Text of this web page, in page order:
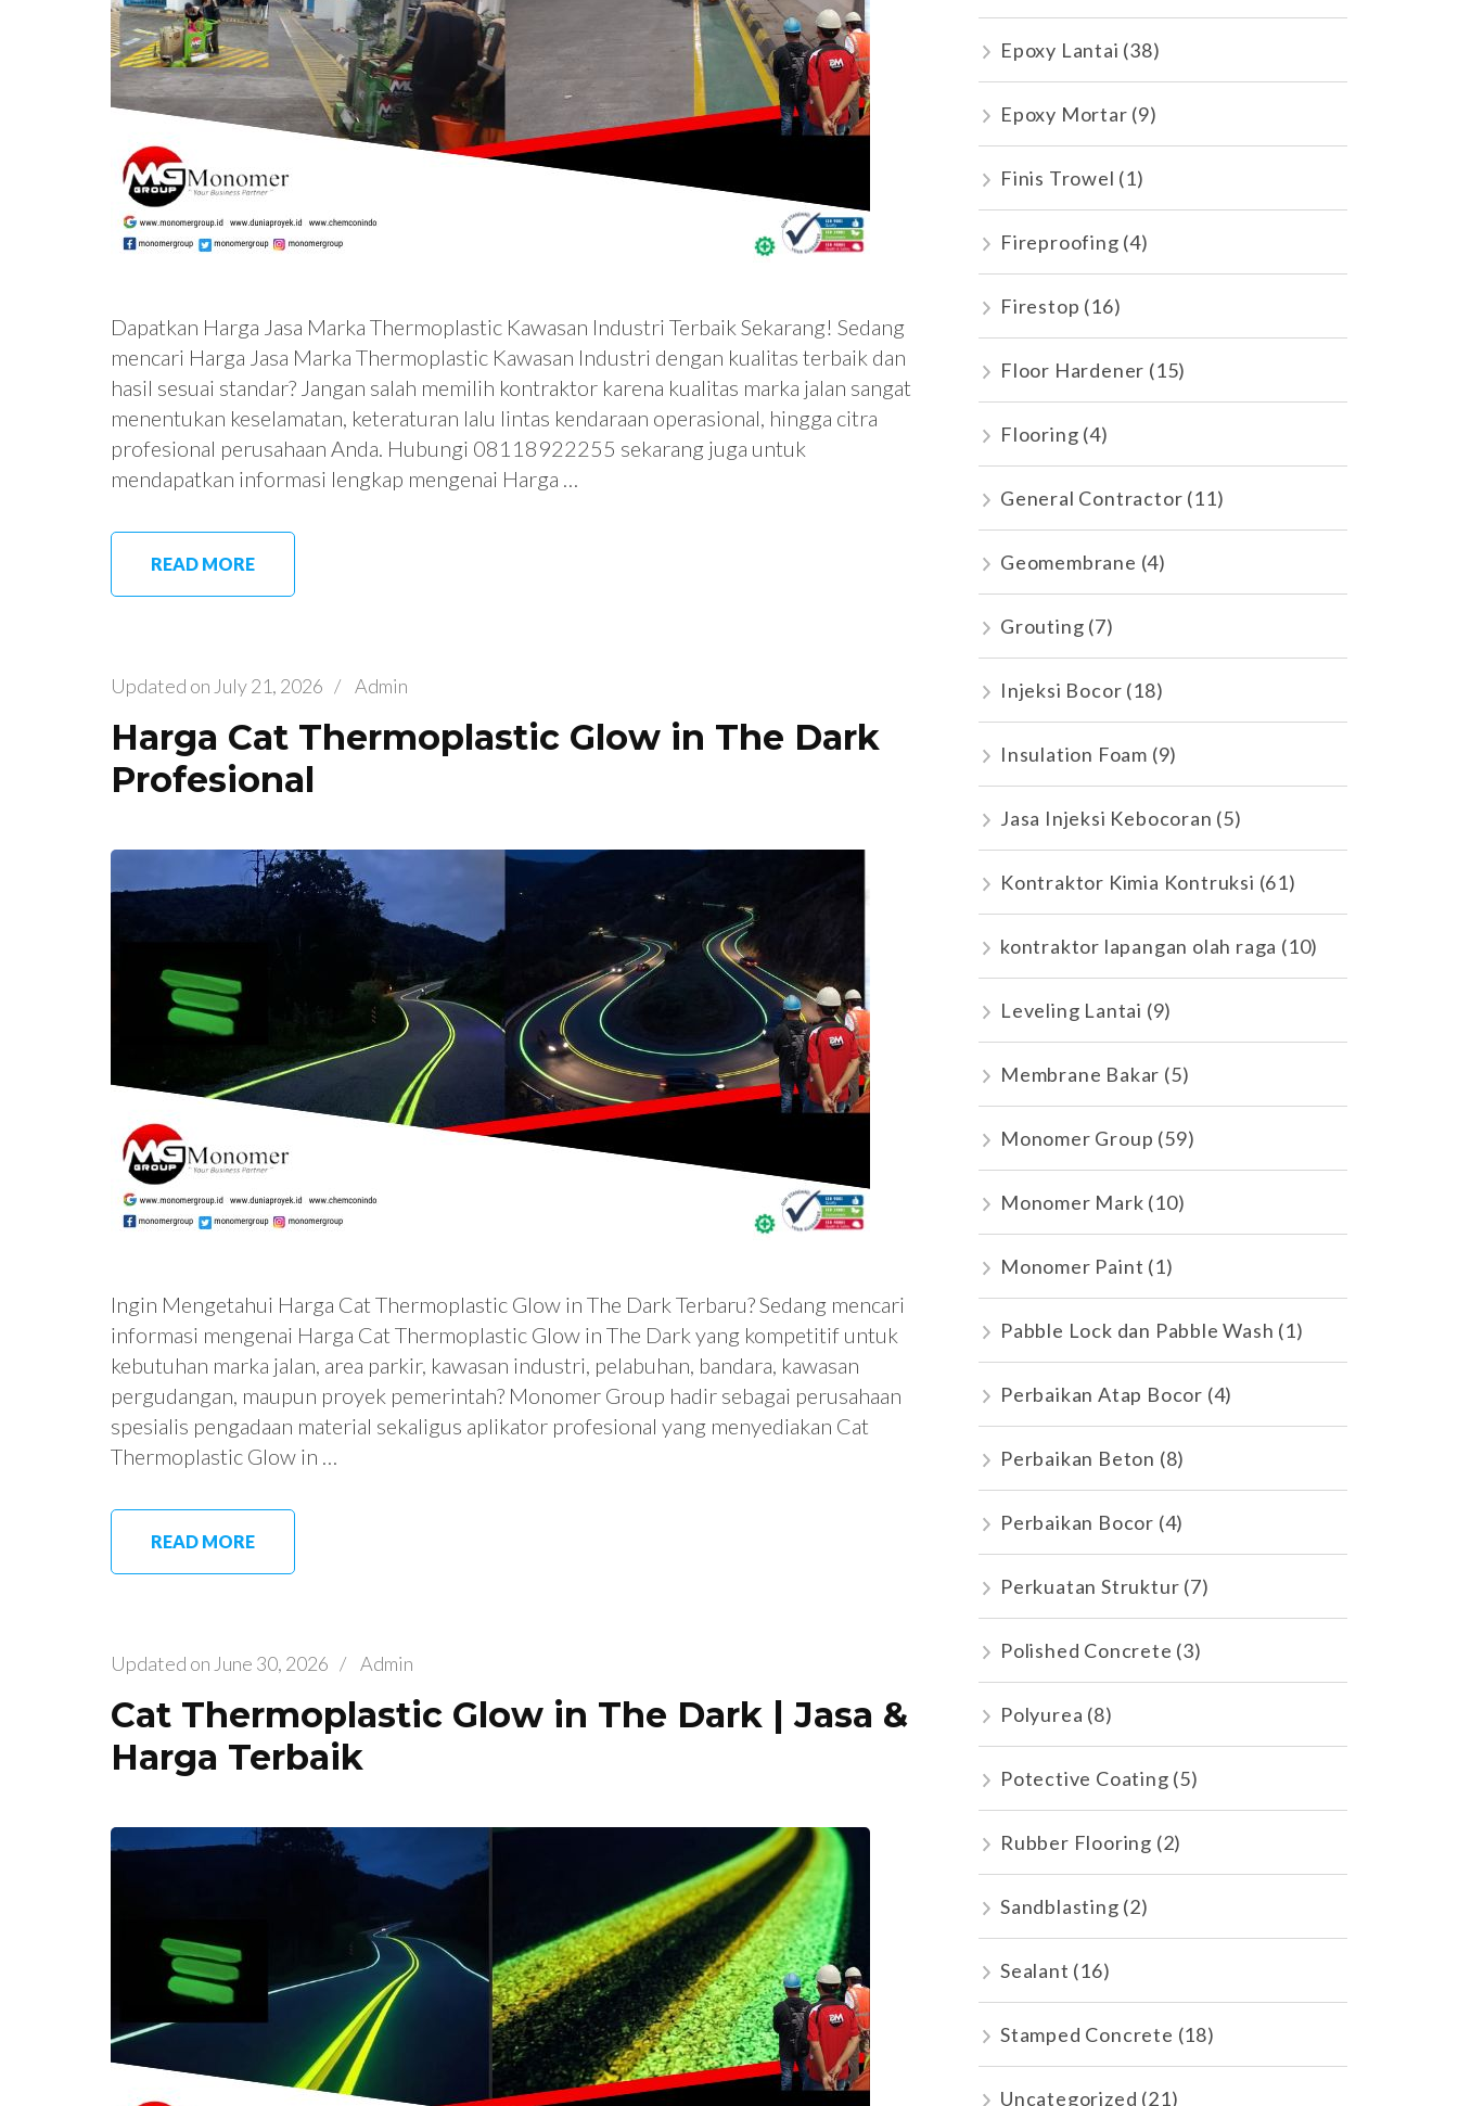
Dapatkan Harga Jasa Marka Thermoplastic Kawasan Industri Terbaik Sekarang! Sedang
mencari Harga Jasa Marka Thermoplastic Kawasan Industri dengan kualitas terbaik dan
hasil sesuai standar? Jangan salah memilih kontraktor karena kualitas marka jalan sangat
menentukan keselamatan, keteraturan lalu lintas kendaraan operasional, hingga citra
profesional perusahaan Anda. Hubungi 08118922255 sekarang juga untuk
mendapatkan informasi lengkap mengenai Harga …
READ MORE
Updated on July 21, 2026 / Admin
Harga Cat Thermoplastic Glow in The Dark
Profesional
Ingin Mengetahui Harga Cat Thermoplastic Glow in The Dark Terbaru? Sedang mencari
informasi mengenai Harga Cat Thermoplastic Glow in The Dark yang kompetitif untuk
kebutuhan marka jalan, area parkir, kawasan industri, pelabuhan, bandara, kawasan
pergudangan, maupun proyek pemerintah? Monomer Group hadir sebagai perusahaan
spesialis pengadaan material sekaligus aplikator profesional yang menyediakan Cat
Thermoplastic Glow in …
READ MORE
Updated on June 30, 2026 / Admin
Cat Thermoplastic Glow in The Dark | Jasa &
Harga Terbaik
Epoxy Lantai (38)
Epoxy Mortar (9)
Finis Trowel (1)
Fireproofing (4)
Firestop (16)
Floor Hardener (15)
Flooring (4)
General Contractor (11)
Geomembrane (4)
Grouting (7)
Injeksi Bocor (18)
Insulation Foam (9)
Jasa Injeksi Kebocoran (5)
Kontraktor Kimia Kontruksi (61)
kontraktor lapangan olah raga (10)
Leveling Lantai (9)
Membrane Bakar (5)
Monomer Group (59)
Monomer Mark (10)
Monomer Paint (1)
Pabble Lock dan Pabble Wash (1)
Perbaikan Atap Bocor (4)
Perbaikan Beton (8)
Perbaikan Bocor (4)
Perkuatan Struktur (7)
Polished Concrete (3)
Polyurea (8)
Potective Coating (5)
Rubber Flooring (2)
Sandblasting (2)
Sealant (16)
Stamped Concrete (18)
Uncategorized (21)